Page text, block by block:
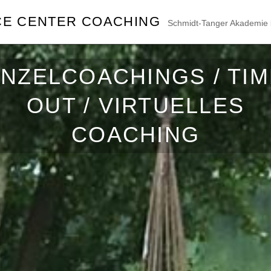
CENTER COACHING Schmidt-Tanger
/
OUT / VIRTUELLES
COACHING